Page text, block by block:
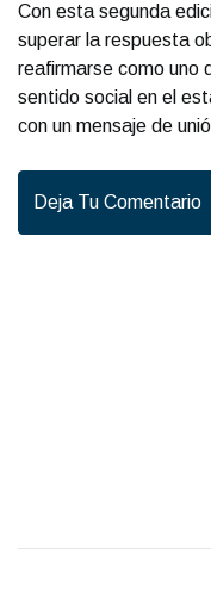
Con esta segunda
superar la respuesta
reafirmarse como uno
sentido social en el
con un mensaje de
Deja Tu Comentario